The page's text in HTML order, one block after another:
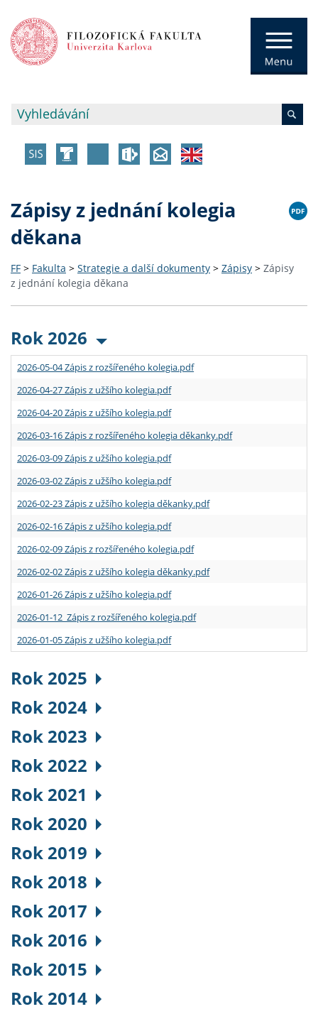
Zápisy z jednání kolegia
děkana
FF > Fakulta > Strategie a další dokumenty > Zápisy > Zápisy
z jednání kolegia děkana
Rok 2026
2026-05-04 Zápis z rozšířeného kolegia.pdf
2026-04-27 Zápis z užšího kolegia.pdf
2026-04-20 Zápis z užšího kolegia.pdf
2026-03-16 Zápis z rozšířeného kolegia děkanky.pdf
2026-03-09 Zápis z užšího kolegia.pdf
2026-03-02 Zápis z užšího kolegia.pdf
2026-02-23 Zápis z užšího kolegia děkanky.pdf
2026-02-16 Zápis z užšího kolegia.pdf
2026-02-09 Zápis z rozšířeného kolegia.pdf
2026-02-02 Zápis z užšího kolegia děkanky.pdf
2026-01-26 Zápis z užšího kolegia.pdf
2026-01-12 Zápis z rozšířeného kolegia.pdf
2026-01-05 Zápis z užšího kolegia.pdf
Rok 2025
Rok 2024
Rok 2023
Rok 2022
Rok 2021
Rok 2020
Rok 2019
Rok 2018
Rok 2017
Rok 2016
Rok 2015
Rok 2014